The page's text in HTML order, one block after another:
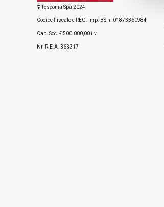
© Tescoma Spa 2024
Codice Fiscale e REG. Imp. BS n. 01873360984
Cap. Soc. € 500.000,00 i.v.
Nr. R.E.A. 363317